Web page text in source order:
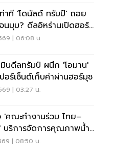
ท่าที 'โดนัลด์ ทรัมป์' ถอย
นมุม? ดีลอิหร่านเปิดฮอร์
| 06:08 น.
มินดีลทรัมป์ ผนึก 'โอมาน'
อร์เซ็นต์เก็บค่าผ่านฮอร์มุซ
| 03:27 น.
'คณะทำงานร่วม ไทย–
บริการจัดการคุณภาพน้ำ
| 08:50 น.